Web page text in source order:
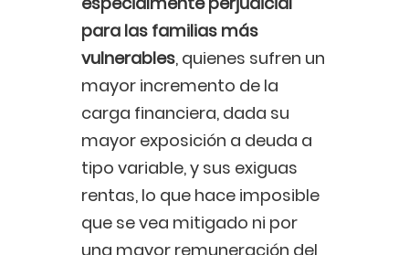
para las familias más
vulnerables, quienes sufren un
mayor incremento de la
carga financiera, dada su
mayor exposición a deuda a
tipo variable, y sus exiguas
rentas, lo que hace imposible
que se vea mitigado ni por
una mayor remuneración del